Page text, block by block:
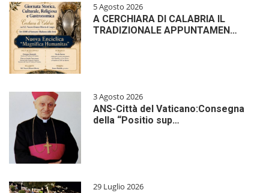
5 Agosto 2026
A CERCHIARA DI CALABRIA IL
TRADIZIONALE APPUNTAMEN…
3 Agosto 2026
ANS-Città del Vaticano:Consegna
della “Positio sup…
29 Luglio 2026